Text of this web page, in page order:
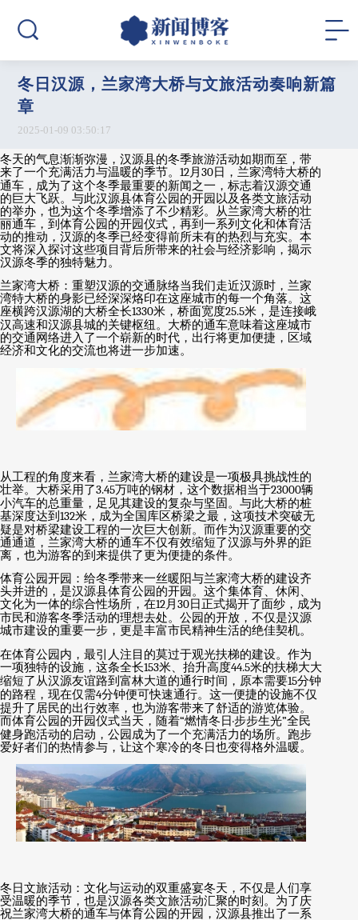
冬日汉源，兰家湾大桥与文旅活动奏响新篇
章
2025-01-09 03:50:17
冬天的气息渐渐弥漫，汉源县的冬季旅游活动如期而至，带
来了一个充满活力与温暖的季节。 12月 30日，兰家湾特大桥的
通车，成为了这个冬季最重要的新闻之一，标志着汉源交通
的巨大飞跃。与此汉源县体育公园的开园以及各类文旅活动
的举办，也为这个冬季增添了不少精彩。从兰家湾大桥的壮
丽通车，到体育公园的开园仪式，再到一系列文化和体育活
动的推动，汉源的冬季已经变得前所未有的热烈与充实。本
文将深入探讨这些项目背后所带来的社会与经济影响，揭示
汉源冬季的独特魅力。
兰家湾大桥：重塑汉源的交通脉络当我们走近汉源时，兰家
湾特大桥的身影已经深深烙印在这座城市的每一个角落。这
座横跨汉源湖的大桥全长1330米，桥面宽度25.5米，是连接峨
汉高速和汉源县城的关键枢纽。大桥的通车意味着这座城市
的交通网络进入了一个崭新的时代，出行将更加便捷，区域
经济和文化的交流也将进一步加速。
从工程的角度来看，兰家湾大桥的建设是一项极具挑战性的
壮举。大桥采用了3.45万吨的钢材，这个数据相当于23000辆
小汽车的总重量，足见其建设的复杂与坚固。与此大桥的桩
基深度达到 132米，成为全国库区桥梁之最，这项技术突破无
疑是对桥梁建设工程的一次巨大创新。而作为汉源重要的交
通通道，兰家湾大桥的通车不仅有效缩短了汉源与外界的距
离，也为游客的到来提供了更为便捷的条件。
体育公园开园：给冬季带来一丝暖阳与兰家湾大桥的建设齐
头并进的，是汉源县体育公园的开园。这个集体育、休闲、
文化为一体的综合性场所，在12月 30日正式揭开了面纱，成为
市民和游客冬季活动的理想去处。公园的开放，不仅是汉源
城市建设的重要一步，更是丰富市民精神生活的绝佳契机。
在体育公园内，最引人注目的莫过于观光扶梯的建设。作为
一项独特的设施，这条全长153米、抬升高度44.5米的扶梯大大
缩短了从汉源友谊路到富林大道的通行时间，原本需要15分钟
的路程，现在仅需4分钟便可快速通行。这一便捷的设施不仅
提升了居民的出行效率，也为游客带来了舒适的游览体验。
而体育公园的开园仪式当天，随着“燃情冬日·步步生光”全民
健身跑活动的启动，公园成为了一个充满活力的场所。跑步
爱好者们的热情参与，让这个寒冷的冬日也变得格外温暖。
冬日文旅活动：文化与运动的双重盛宴冬天，不仅是人们享
受温暖的季节，也是汉源各类文旅活动汇聚的时刻。为了庆
祝兰家湾大桥的通车与体育公园的开园，汉源县推出了一系